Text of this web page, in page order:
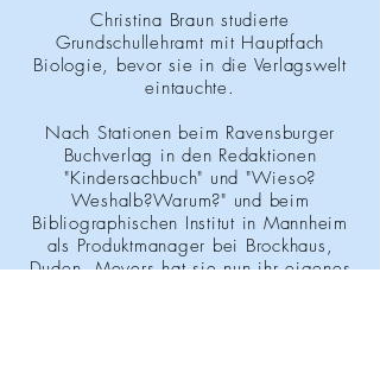
Christina Braun studierte
Grundschullehramt mit Hauptfach
Biologie, bevor sie in die Verlagswelt
eintauchte.
Nach Stationen beim Ravensburger
Buchverlag in den Redaktionen
"Kindersachbuch" und "Wieso?
Weshalb?Warum?" und beim
Bibliographischen Institut in Mannheim
als Produktmanager bei Brockhaus,
Duden, Meyershat sie nun ihr eigenes